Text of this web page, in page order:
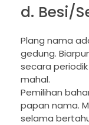
d. Besi/
Plang nama
gedung.
secara
mahal.
Pemilihan
papan nama.
selama